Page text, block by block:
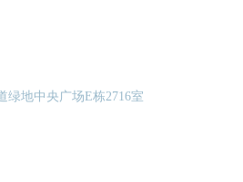
绿地中央广场E栋2716室